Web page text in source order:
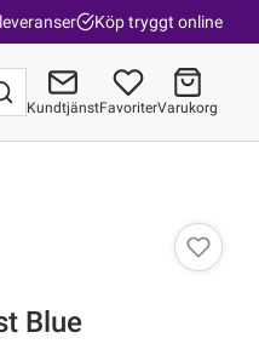
Köp tryggt online
KundtjänstFavoriterVarukorg
Blue